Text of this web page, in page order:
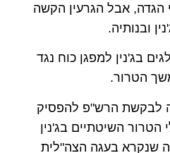
אבל הגרעין הקשה
ובנותיה.
בג'נין למפגן כוח נגד
הטרור.
לבקשת הרש"פ להפסיק
השיטתיים בג'נין
שנקרא בעגה הצה"לית